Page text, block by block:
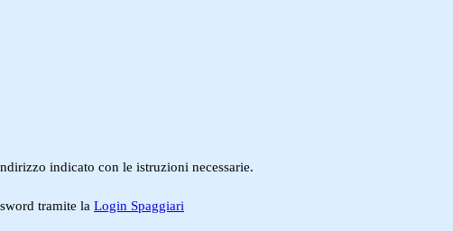
indicato con le istruzioni necessarie.
tramite la Login Spaggiari